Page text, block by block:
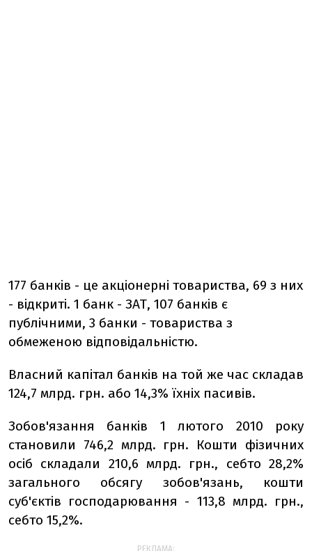
177 банків - це акціонерні товариства, 69 з них
- відкриті. 1 банк - ЗАТ, 107 банків є
публічними, 3 банки - товариства з
обмеженою відповідальністю.
Власний капітал банків на той же час складав
124,7 млрд. грн. або 14,3% їхніх пасивів.
Зобов'язання банків 1 лютого 2010 року
становили 746,2 млрд. грн. Кошти фізичних
осіб складали 210,6 млрд. грн., себто 28,2%
загального обсягу зобов'язань, кошти
суб'єктів господарювання - 113,8 млрд. грн.,
себто 15,2%.
РЕКЛАМА: